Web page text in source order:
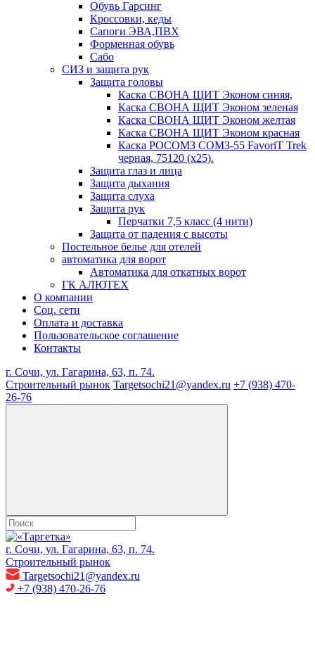
Обувь Гарсинг
Кроссовки, кеды
Сапоги ЭВА,ПВХ
Форменная обувь
Сабо
СИЗ и защита рук
Защита головы
Каска СВОНА ЩИТ Эконом синяя,
Каска СВОНА ЩИТ Эконом зеленая
Каска СВОНА ЩИТ Эконом желтая
Каска СВОНА ЩИТ Эконом красная
Каска РОСОМЗ СОМЗ-55 FavoriT Trek
черная, 75120 (х25).
Защита глаз и лица
Защита дыхания
Защита слуха
Защита рук
Перчатки 7,5 класс (4 нити)
Защита от падения с высоты
Постельное белье для отелей
автоматика для ворот
Автоматика для откатных ворот
ГК АЛЮТЕХ
О компании
Соц. сети
Оплата и доставка
Пользовательское соглашение
Контакты
г. Сочи, ул. Гагарина, 63, п. 74.
Строительный рынок Targetsochi21@yandex.ru +7 (938) 470-
26-76
г. Сочи, ул. Гагарина, 63, п. 74.
Строительный рынок
Targetsochi21@yandex.ru
+7 (938) 470-26-76